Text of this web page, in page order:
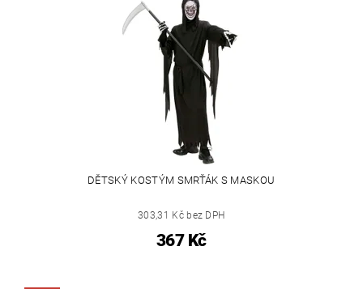
DĚTSKÝ KOSTÝM SMRŤÁK S MASKOU
303,31 Kč bez DPH
367 Kč